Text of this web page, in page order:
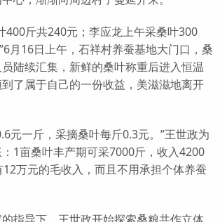
斤共240元；李应龙上午采桑叶300
月16日上午，石祥村养蚕基地大门口，桑
陆续汇集，新鲜的桑叶称重后进入恒温
了属于自己的一份收益，美滋滋地离开
一斤，采摘桑叶每斤0.3元。”王世政为
1亩桑叶丰产期可采7000斤，收入4200
万元的毛收入，而且不用承担个体养蚕